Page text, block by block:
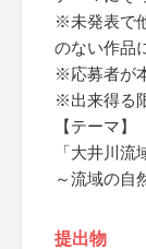
※未発表で
のない作品
※応募者が
※出来得る
【テーマ】
「大井川流
～流域の自
提出物